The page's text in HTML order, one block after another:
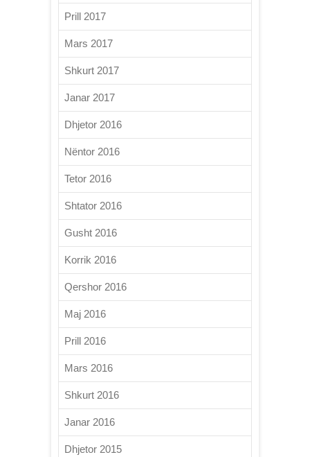
Prill 2017
Mars 2017
Shkurt 2017
Janar 2017
Dhjetor 2016
Nëntor 2016
Tetor 2016
Shtator 2016
Gusht 2016
Korrik 2016
Qershor 2016
Maj 2016
Prill 2016
Mars 2016
Shkurt 2016
Janar 2016
Dhjetor 2015